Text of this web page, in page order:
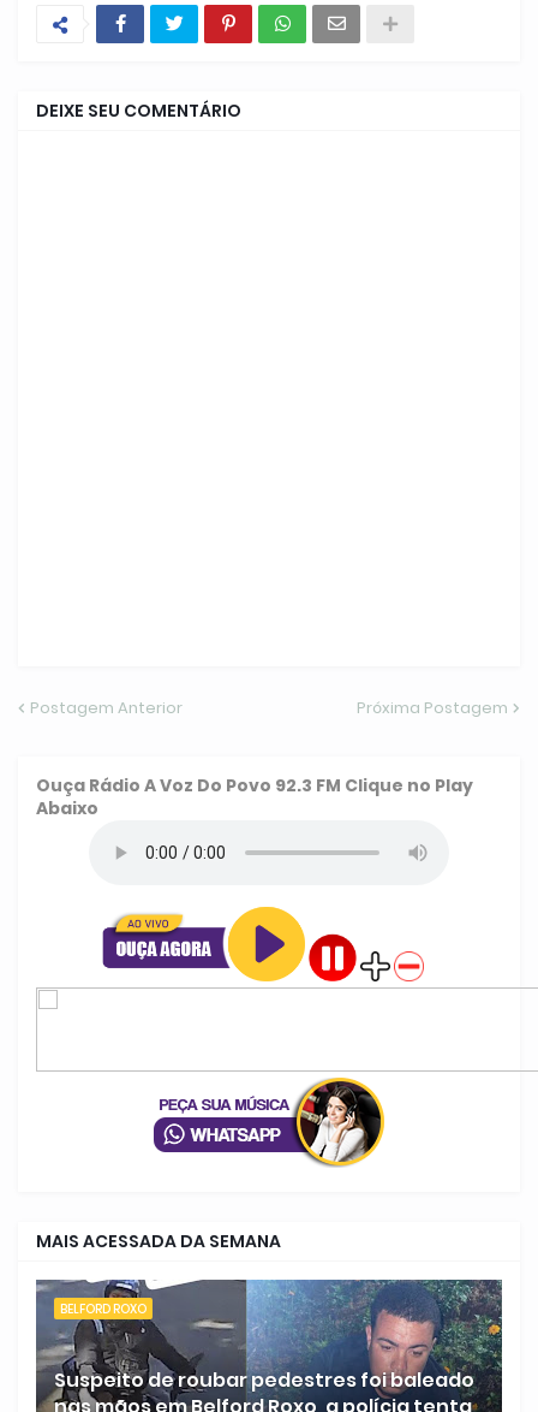
DEIXE SEU COMENTÁRIO
Postagem Anterior Próxima Postagem
Ouça Rádio A Voz Do Povo 92.3 FM Clique no Play
Abaixo
MAIS ACESSADA DA SEMANA
BELFORD ROXO
Suspeito de roubar pedestres foi baleado